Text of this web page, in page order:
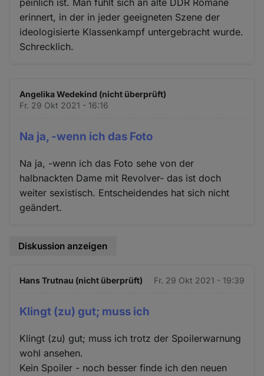
peinlich ist. Man fühlt sich an alte DDR Romane
erinnert, in der in jeder geeigneten Szene der
ideologisierte Klassenkampf untergebracht wurde.
Schrecklich.
Angelika Wedekind (nicht überprüft)
Fr. 29 Okt 2021 - 16:16
Na ja, -wenn ich das Foto
Na ja, -wenn ich das Foto sehe von der
halbnackten Dame mit Revolver- das ist doch
weiter sexistisch. Entscheidendes hat sich nicht
geändert.
Diskussion anzeigen
Hans Trutnau (nicht überprüft) Fr. 29 Okt 2021 - 19:39
Klingt (zu) gut; muss ich
Klingt (zu) gut; muss ich trotz der Spoilerwarnung
wohl ansehen.
Kein Spoiler - noch besser finde ich den neuen
Cookies